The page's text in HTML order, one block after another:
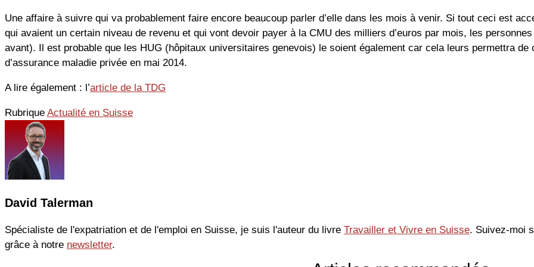
Une affaire à suivre qui va probablement faire encore beaucoup parler d’elle dans les mois à venir. Si tout ceci est
qui avaient un certain niveau de revenu et qui vont devoir payer à la CMU des milliers d’euros par mois, les
avant). Il est probable que les HUG (hôpitaux universitaires genevois) le soient également car cela leurs permettra
d’assurance maladie privée en mai 2014.
A lire également : l’article de la TDG
Rubrique Actualité en Suisse
David Talerman
Spécialiste de l'expatriation et de l'emploi en Suisse, je suis l'auteur du livre Travailler et Vivre en Suisse. Suivez-moi
grâce à notre newsletter.